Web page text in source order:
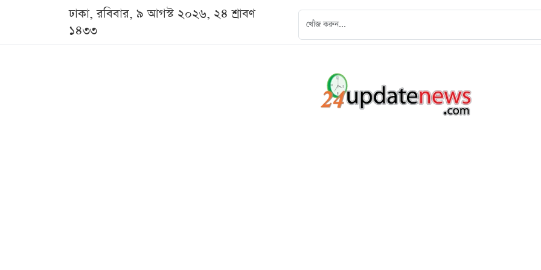
ঢাকা, রবিবার, ৯ আগস্ট ২০২৬, ২৪ শ্রাবণ
১৪৩৩